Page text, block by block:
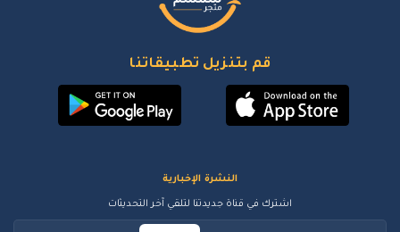
قم بتنزيل تطبيقاتنا
النشرة الإخبارية
اشترك في قناة جديدتنا لتلقي آخر التحديثات